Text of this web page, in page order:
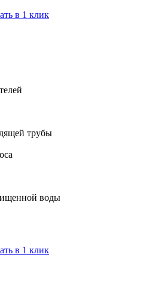
в 1 клик
трубы
воды
в 1 клик